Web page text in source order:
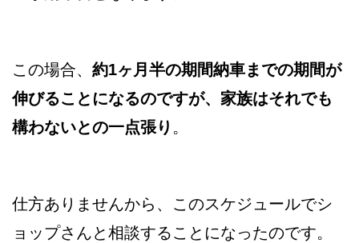
この場合、 約1ヶ月半の期間納車までの期間が
伸びることになるのですが、家族はそれでも
構わないとの一点張り 。
仕方ありませんから、このスケジュールでシ
ョップさんと相談することになったのです。